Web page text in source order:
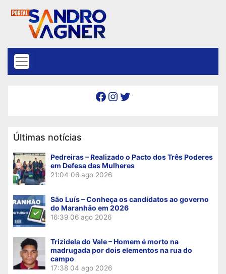
Facebook Instagram Twitter
Últimas notícias
Pedreiras – Realizado o Pacto dos Três Poderes
em Defesa das Mulheres
21:04 06 ago 2026
São Luís – Conheça os candidatos ao governo
do Maranhão em 2026
16:39 06 ago 2026
Trizidela do Vale – Homem é morto na
madrugada por dois elementos na rua do
campo
17:38 04 ago 2026